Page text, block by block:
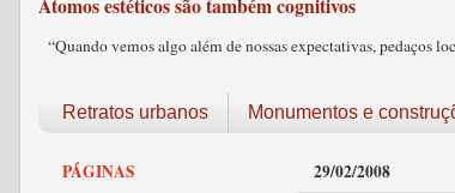
“Quando vemos algo além de nossas expectativas, pedaços
Retratos urbanos Monumentos e
29/02/2008
PÁGINAS